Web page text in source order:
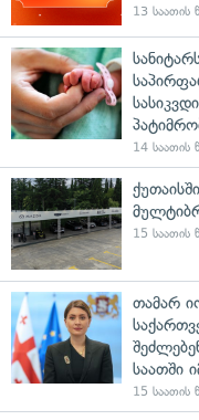
13 საათის
14 საათის
15 საათის
თამარ
საათში
15 საათის